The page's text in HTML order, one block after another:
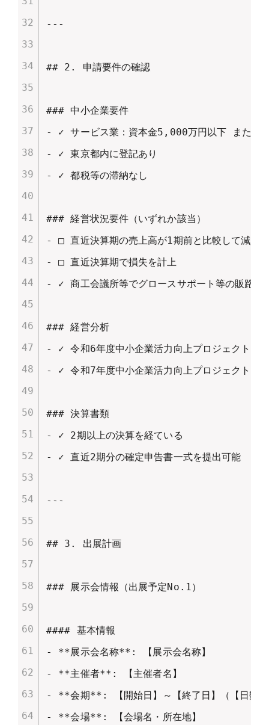
---
## 2. 申請要件の確認
### 中小企業要件
- ✓ サービス業：資本金5,000万円以下 または
- ✓ 東京都内に登記あり
- ✓ 都税等の滞納なし
### 経営状況要件（いずれか該当）
- □ 直近決算期の売上高が1期前と比較して減少
- □ 直近決算期で損失を計上
- ✓ 商工会議所等でグロースサポート等の販路開
### 経営分析
- ✓ 令和6年度中小企業活力向上プロジェクトア
- ✓ 令和7年度中小企業活力向上プロジェクトア
### 決算書類
- ✓ 2期以上の決算を経ている
- ✓ 直近2期分の確定申告書一式を提出可能
---
## 3. 出展計画
### 展示会情報（出展予定No.1）
#### 基本情報
- **展示会名称**: 【展示会名称】
- **主催者**: 【主催者名】
- **会期**: 【開始日】～【終了日】（【日数】
- **会場**: 【会場名・所在地】